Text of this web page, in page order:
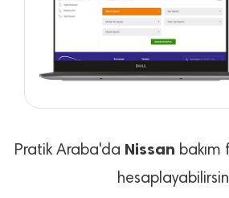
Pratik Araba'da Nissan bakım